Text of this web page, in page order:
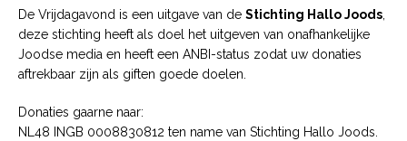
De Vrijdagavond is een uitgave van de Stichting Hallo Joods
deze stichting heeft als doel het uitgeven van onafhankelijke
Joodse media en heeft een ANBI-status zodat uw donaties
aftrekbaar zijn als giften goede doelen.
Donaties gaarne naar:
NL48 INGB 0008830812 ten name van Stichting Hallo Joods.